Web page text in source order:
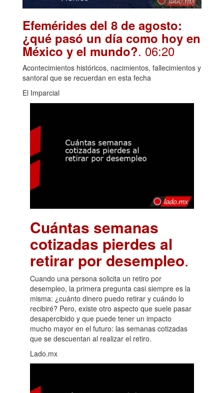
Efemérides del 8 de agosto:
¿qué pasó un día como hoy en
México y el mundo?. 06:20
Acontecimientos históricos, nacimientos, fallecimientos y
santoral que se recuerdan en esta fecha
El Imparcial
Cuántas semanas
cotizadas pierdes al
retirar por desempleo.
Cuando una persona solicita un retiro por
desempleo, la primera pregunta casi siempre es la
misma: ¿cuánto dinero puedo retirar y cuándo lo
recibiré? Pero, existe otro aspecto que suele pasar
desapercibido y que puede tener un impacto
mucho mayor en el futuro: las semanas cotizadas
que se descuentan al realizar el retiro.
Lado.mx